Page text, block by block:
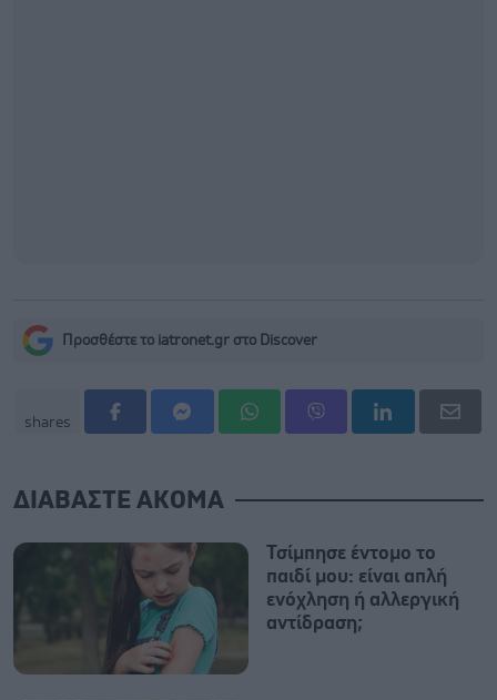
Προσθέστε το iatronet.gr στο Discover
shares
ΔΙΑΒΑΣΤΕ ΑΚΟΜΑ
Τσίμπησε έντομο το
παιδί μου: είναι απλή
ενόχληση ή αλλεργική
αντίδραση;